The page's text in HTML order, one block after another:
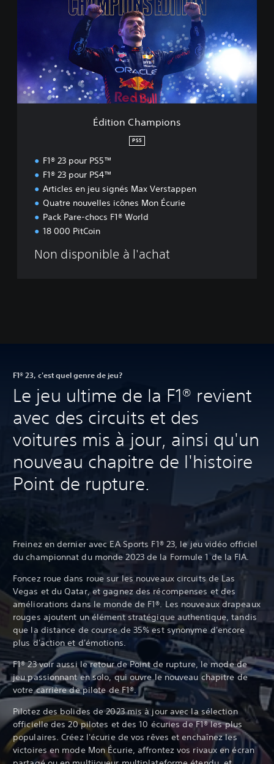
m
p
Édition Champions
PS5
F1® 23 pour PS5™
F1® 23 pour PS4™
Articles en jeu signés Max Verstappen
Quatre nouvelles icônes Mon Écurie
Pack Pare-chocs F1® World
18 000 PitCoin
Non disponible à l'achat
F1® 23, c'est quel genre de jeu?
Le jeu ultime de la F1® revient
avec des circuits et des
voitures mis à jour, ainsi qu'un
nouveau chapitre de l'histoire
Point de rupture.
Freinez en dernier avec EA Sports F1® 23, le jeu vidéo officiel
du championnat du monde 2023 de la Formule 1 de la FIA.
Foncez roue dans roue sur les nouveaux circuits de Las
Vegas et du Qatar, et gagnez des récompenses et des
améliorations dans le monde de F1®. Les nouveaux drapeaux
rouges ajoutent un élément stratégique authentique, tandis
que la distance de course de 35% est synonyme d'encore
plus d'action et d'émotions.
F1® 23 voir aussi le retour de Point de rupture, le mode de
jeu passionnant en solo, qui ouvre le nouveau chapitre de
votre carrière de pilote de F1®.
Pilotez des bolides de 2023 mis à jour avec la sélection
officielle des 20 pilotes et des 10 écuries de F1® les plus
populaires. Créez l'écurie de vos rêves et enchaînez les
victoires en mode Mon Écurie, affrontez vos rivaux en écran